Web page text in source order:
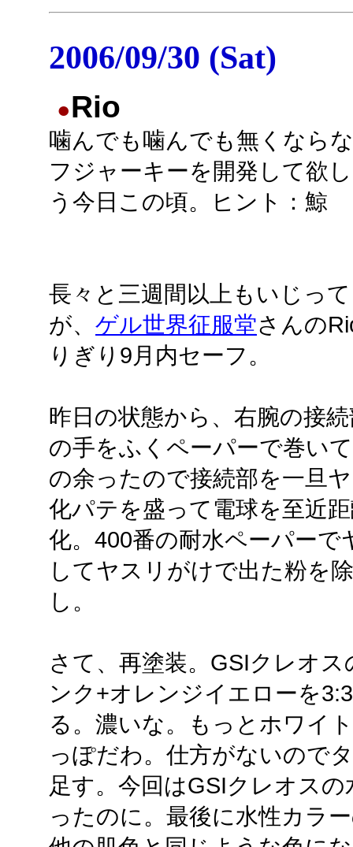
2006/09/30 (Sat)
●Rio
噛んでも噛んでも無くなら
フジャーキーを開発して欲
う今日この頃。ヒント：鯨
長々と三週間以上もいじっ
が、 ゲル世界征服堂さんの
りぎり9月内セーフ。
昨日の状態から、右腕の接
の手をふくペーパーで巻い
の余ったので接続部を一旦
化パテを盛って電球を至近
化。400番の耐水ペーパー
してヤスリがけで出た粉を
し。
さて、再塗装。GSIクレオ
ンク+オレンジイエローを
る。濃いな。もっとホワイ
っぽだわ。仕方がないので
足す。今回はGSIクレオス
ったのに。最後に水性カラ